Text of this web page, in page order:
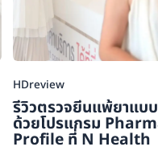
HDreview
รีวิวตรวจยีนแพ้ยาแบ
ด้วยโปรแกรม
Profile ที่ N Health